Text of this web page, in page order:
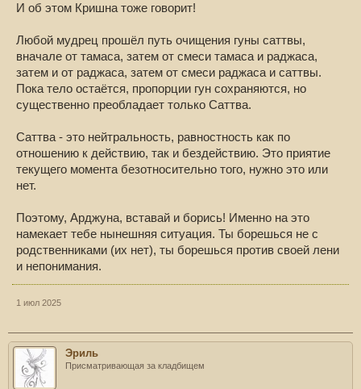
И об этом Кришна тоже говорит!
Любой мудрец прошёл путь очищения гуны саттвы,
вначале от тамаса, затем от смеси тамаса и раджаса,
затем и от раджаса, затем от смеси раджаса и саттвы.
Пока тело остаётся, пропорции гун сохраняются, но
существенно преобладает только Саттва.
Саттва - это нейтральность, равностность как по
отношению к действию, так и бездействию. Это приятие
текущего момента безотносительно того, нужно это или
нет.
Поэтому, Арджуна, вставай и борись! Именно на это
намекает тебе нынешняя ситуация. Ты борешься не с
родственниками (их нет), ты борешься против своей лени
и непонимания.
1 июл 2025
Эриль
Присматривающая за кладбищем